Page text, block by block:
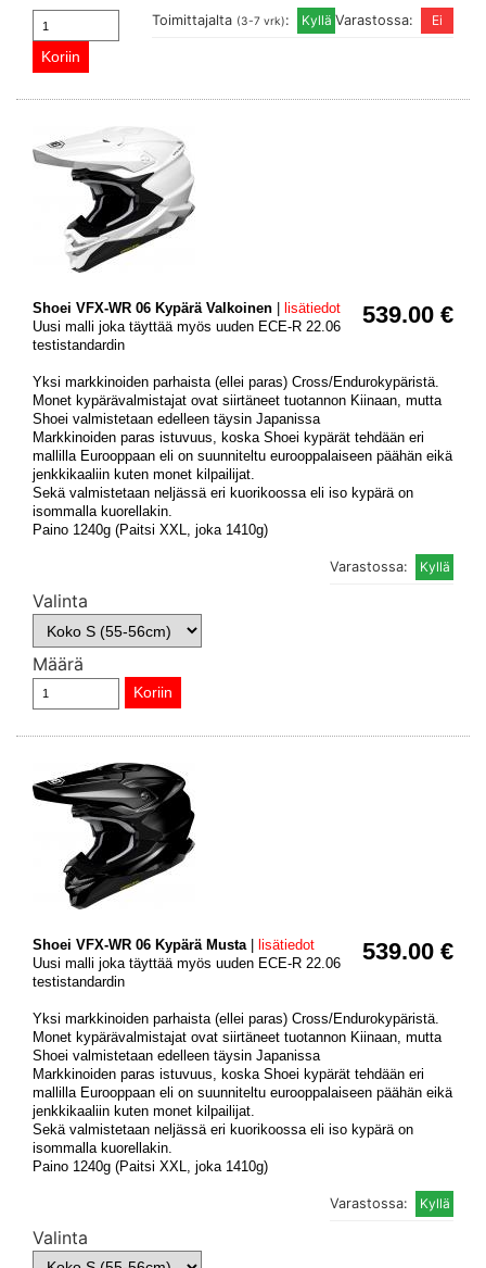
Varastossa:
Toimittajalta (3-7 vrk):
539.00 €
Shoei VFX-WR 06 Kypärä Valkoinen
lisätiedot
Uusi malli joka täyttää myös uuden ECE-R 22.06
testistandardin
Yksi markkinoiden parhaista (ellei paras) Cross/Endurokypäristä.
Monet kypärävalmistajat ovat siirtäneet tuotannon Kiinaan, mutta
Shoei valmistetaan edelleen täysin Japanissa
Markkinoiden paras istuvuus, koska Shoei kypärät tehdään eri
mallilla Eurooppaan eli on suunniteltu eurooppalaiseen päähän eikä
jenkkikaaliin kuten monet kilpailijat.
Sekä valmistetaan neljässä eri kuorikoossa eli iso kypärä on
isommalla kuorellakin.
Paino 1240g (Paitsi XXL, joka 1410g)
Varastossa:
Valinta
Määrä
539.00 €
Shoei VFX-WR 06 Kypärä Musta | lisätiedot
Uusi malli joka täyttää myös uuden ECE-R 22.06
testistandardin
Yksi markkinoiden parhaista (ellei paras) Cross/Endurokypäristä.
Monet kypärävalmistajat ovat siirtäneet tuotannon Kiinaan, mutta
Shoei valmistetaan edelleen täysin Japanissa
Markkinoiden paras istuvuus, koska Shoei kypärät tehdään eri
mallilla Eurooppaan eli on suunniteltu eurooppalaiseen päähän eikä
jenkkikaaliin kuten monet kilpailijat.
Sekä valmistetaan neljässä eri kuorikoossa eli iso kypärä on
isommalla kuorellakin.
Paino 1240g (Paitsi XXL, joka 1410g)
Varastossa:
Valinta